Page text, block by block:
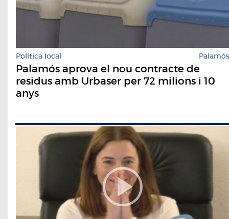
Política local Palamós
Palamós aprova el nou contracte de
residus amb Urbaser per 72 milions i 10
anys